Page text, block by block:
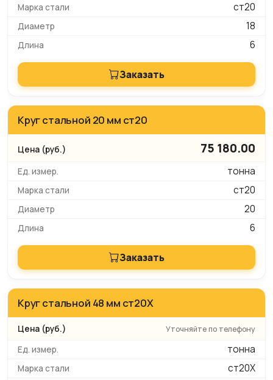
ст20
18
6
Заказать
Круг стальной 20 мм ст20
75 180.00
тонна
ст20
20
6
Заказать
Круг стальной 48 мм ст20Х
Уточняйте по телефону
тонна
ст20Х